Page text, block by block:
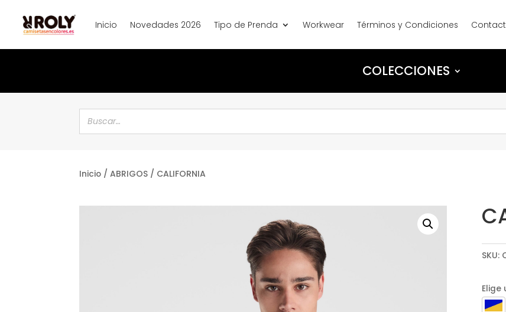
Inicio Novedades 2026 Tipo de Prenda Workwear Términos y Condiciones
COLECCIONES
Inicio /ABRIGOS / CALIFORNIA
SKU:
Elige